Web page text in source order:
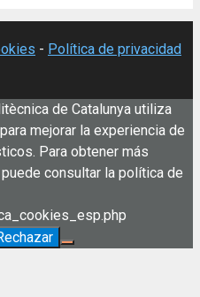
- Política de privacidad
de Catalunya utiliza
mejorar la experiencia de
Para obtener más
consultar la política de